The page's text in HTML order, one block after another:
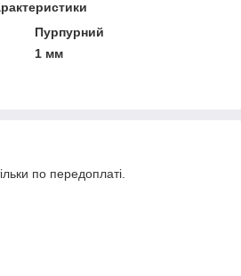
Пурпурний
1 мм
по передоплаті.